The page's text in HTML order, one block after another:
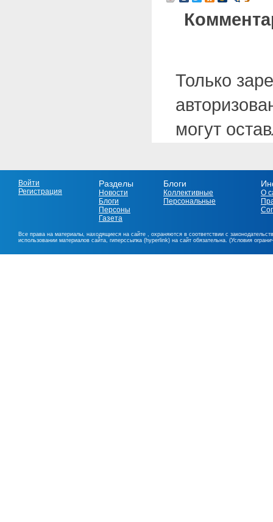
Только
могут
Войти
Регистрация
Разделы
Новости
Блоги
Персоны
Газета
Блоги
Коллективные
Персональные
О
Все права на материалы, находящиеся на сайте , охраняются в соответствии с
использовании материалов сайта, гиперссылка (hyperlink) на сайт обязательна. (Условия